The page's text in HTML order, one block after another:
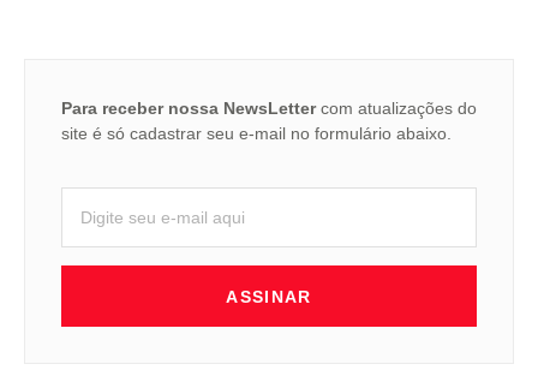
Para receber nossa NewsLettercom atualizações do
site é só cadastrar seu e-mail no formulário abaixo.
ASSINAR